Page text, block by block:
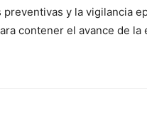
preventivas y la vigilancia
contener el avance de la